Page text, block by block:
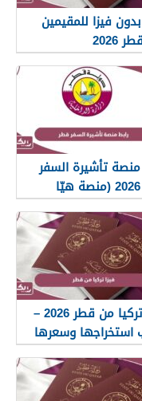
فيزا للمقيمين
تأشيرة السفر
قطر 2026 (منصة هيّا
فيزا تركيا من قطر 2026 –
استخراجها وسعرها